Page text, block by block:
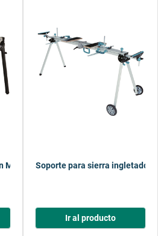
MASTER cutSoporte para sierra ingletadora
Ir al producto